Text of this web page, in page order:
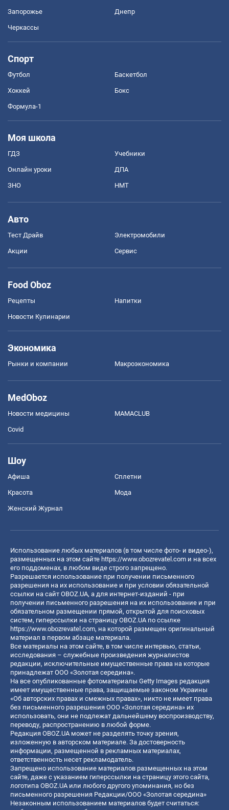
Запорожье Днепр
Черкассы
Спорт
Футбол Баскетбол
Хоккей Бокс
Формула-1
Моя школа
ГДЗ Учебники
Онлайн уроки ДПА
ЗНО НМТ
Авто
Тест Драйв Электромобили
Акции Сервис
Food Oboz
Рецепты Напитки
Новости Кулинарии
Экономика
Рынки и компании Mакроэкономика
MedOboz
Новости медицины MAMACLUB
Covid
Шоу
Афиша Сплетни
Красота Мода
Женский Журнал
Использование любых материалов (в том числе фото- и видео-),
размещенных на этом сайте https://www.obozrevatel.com и на всех
его поддоменах, в любом виде строго запрещено.
Разрешается использование при получении письменного
разрешения на их использование и при условии обязательной
ссылки на сайт OBOZ.UA, а для интернет-изданий - при
получении письменного разрешения на их использование и при
обязательном размещении прямой, открытой для поисковых
систем, гиперссылки на страницу OBOZ.UA по ссылке
https://www.obozrevatel.com, на которой размещен оригинальный
материал в первом абзаце материала.
Все материалы на этом сайте, в том числе интервью, статьи,
исследования – служебные произведения журналистов
редакции, исключительные имущественные права на которые
принадлежат ООО «Золотая середина».
На все опубликованные фотоматериалы Getty Images редакция
имеет имущественные права, защищаемые законом Украины
«Об авторских правах и смежных правах», никто не имеет права
без письменного разрешения ООО «Золотая середина» их
использовать, они не подлежат дальнейшему воспроизводству,
переводу, распространению в любой форме.
Редакция OBOZ.UA может не разделять точку зрения,
изложенную в авторском материале. За достоверность
информации, размещенной в рекламных материалах,
ответственность несет рекламодатель.
Запрещено использование материалов размещенных на этом
сайте, даже с указанием гиперссылки на страницу этого сайта,
логотипа OBOZ.UA или любого другого упоминания, но без
письменного разрешения Редакции/ООО «Золотая середина»
Незаконным использованием материалов будет считаться: